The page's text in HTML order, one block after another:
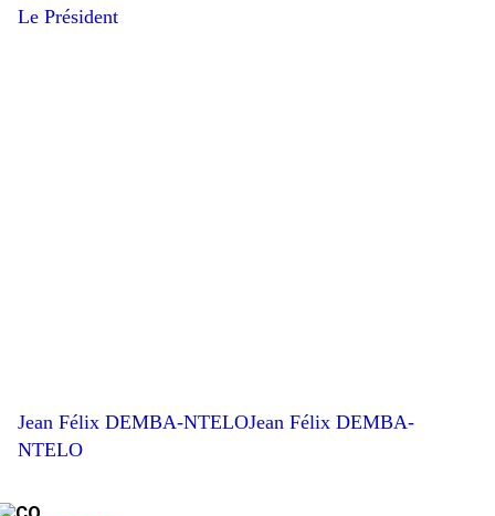
Le Président
Jean Félix DEMBA-NTELOJean Félix DEMBA-
NTELO